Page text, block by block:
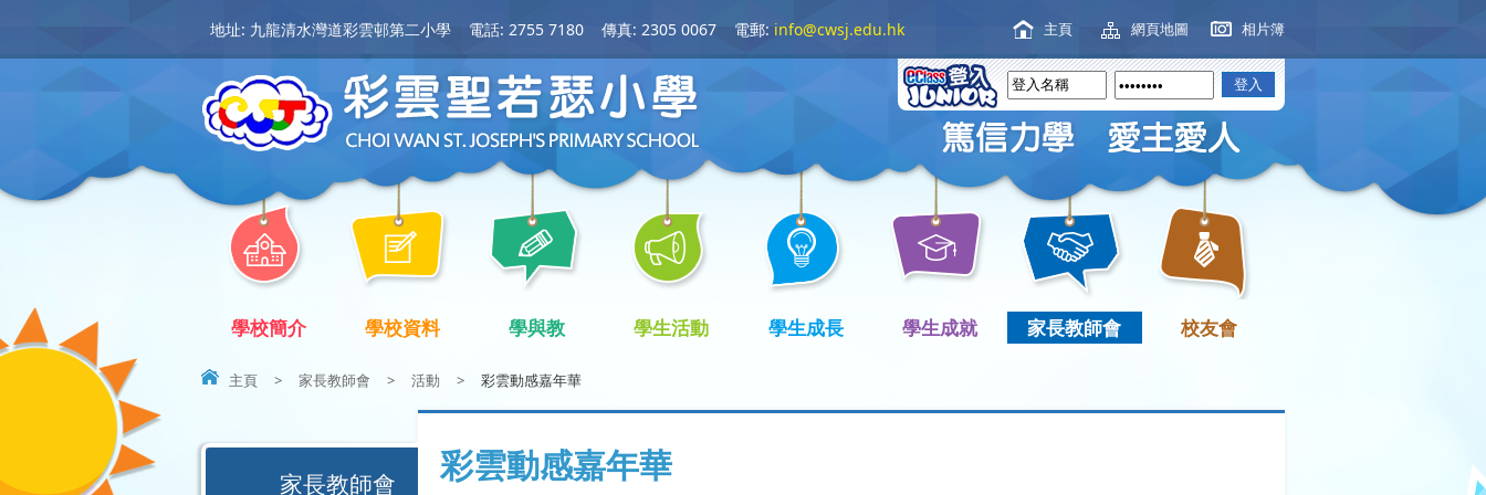
地址: 九龍清水灣道彩雲邨第二小學 電話: 2755 7180 傳真: 2305 0067 電郵: info@cwsj.edu.hk 主頁 網頁地圖 相片簿
學校簡介 學校資料 學與教 學生活動 學生成長 學生成就 家長教師會 校友會
主頁 > 家長教師會 > 活動 > 彩雲動感嘉年華
彩雲動感嘉年華
家長教師會